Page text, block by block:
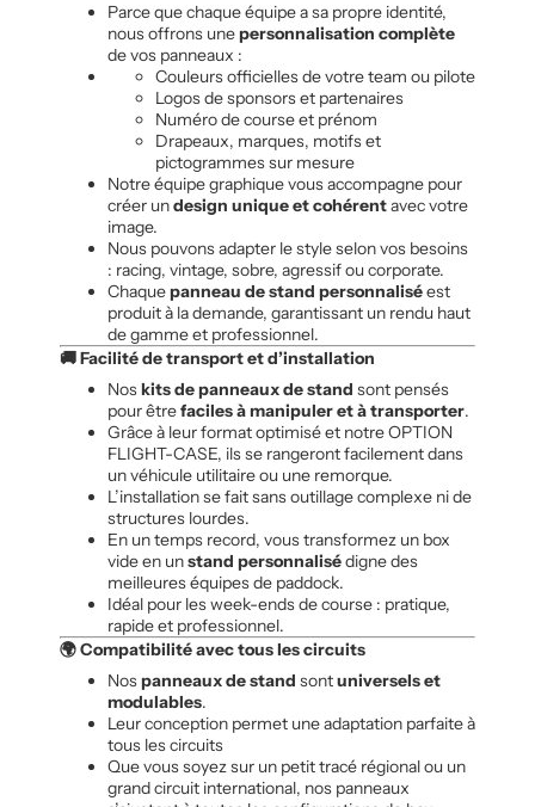
Parce que chaque équipe a sa propre identité,
nous offrons unepersonnalisation complète
de vos panneaux :
Couleurs officielles de votre team ou pilote
Logos de sponsors et partenaires
Numéro de course et prénom
Drapeaux, marques, motifs et
pictogrammes sur mesure
Notre équipe graphique vous accompagne pour
créer undesign unique et cohérentavec votre
image.
Nous pouvons adapter le style selon vos besoins
: racing, vintage, sobre, agressif ou corporate.
Chaquepanneau de stand personnaliséest
produit à la demande, garantissant un rendu haut
de gamme et professionnel.
🚚 Facilité de transport et d’installation
Noskits de panneaux de stand sont pensés
pour êtrefaciles à manipuler et à transporter.
Grâce à leur format optimisé et notre OPTION
FLIGHT-CASE, ils se rangeront facilement dans
un véhicule utilitaire ou une remorque.
L’installation se fait sans outillage complexe ni de
structures lourdes.
En un temps record, vous transformez un box
vide en unstand personnalisédigne des
meilleures équipes de paddock.
Idéal pour les week-ends de course : pratique,
rapide et professionnel.
🌍 Compatibilité avec tous les circuits
Nospanneaux de stand sontuniversels et
modulables.
Leur conception permet une adaptation parfaite à
tous les circuits
Que vous soyez sur un petit tracé régional ou un
grand circuit international, nos panneaux